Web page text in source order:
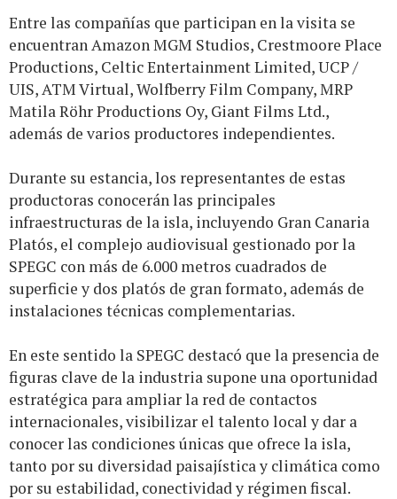
Entre las compañías que participan en la visita se
encuentran Amazon MGM Studios, Crestmoore Place
Productions, Celtic Entertainment Limited, UCP /
UIS, ATM Virtual, Wolfberry Film Company, MRP
Matila Röhr Productions Oy, Giant Films Ltd.,
además de varios productores independientes.
Durante su estancia, los representantes de estas
productoras conocerán las principales
infraestructuras de la isla, incluyendo Gran Canaria
Platós, el complejo audiovisual gestionado por la
SPEGC con más de 6.000 metros cuadrados de
superficie y dos platós de gran formato, además de
instalaciones técnicas complementarias.
En este sentido la SPEGC destacó que la presencia de
figuras clave de la industria supone una oportunidad
estratégica para ampliar la red de contactos
internacionales, visibilizar el talento local y dar a
conocer las condiciones únicas que ofrece la isla,
tanto por su diversidad paisajística y climática como
por su estabilidad, conectividad y régimen fiscal.